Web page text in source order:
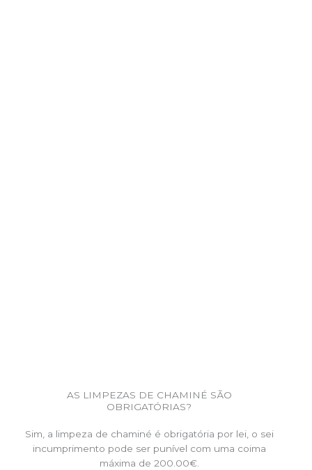
AS LIMPEZAS DE CHAMINÉ SÃO
OBRIGATÓRIAS?
Sim, a limpeza de chaminé é obrigatória por lei, o sei
incumprimento pode ser punível com uma coima
máxima de 200.00€.